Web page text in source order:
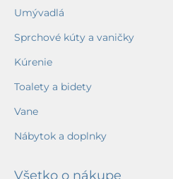
Umývadlá
Sprchové kúty a vaničky
Kúrenie
Toalety a bidety
Vane
Nábytok a doplnky
Všetko o nákupe